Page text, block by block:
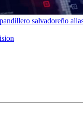
salvadoreño